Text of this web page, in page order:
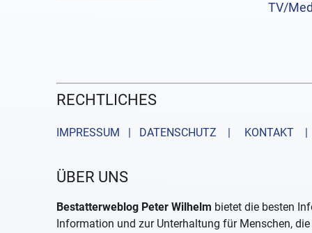
TV/
RECHTLICHES
IMPRESSUM | DATENSCHUTZ | KONTAKT
ÜBER UNS
Bestatterweblog Peter Wilhelm bietet die besten
Information und zur Unterhaltung für Menschen,